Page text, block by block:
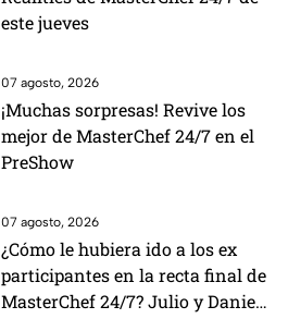
este jueves
07 agosto, 2026
¡Muchas sorpresas! Revive los
mejor de MasterChef 24/7 en el
PreShow
07 agosto, 2026
¿Cómo le hubiera ido a los ex
participantes en la recta final de
MasterChef 24/7? Julio y Daniela